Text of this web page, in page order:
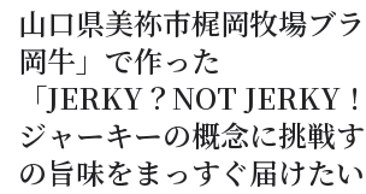
山口県美祢市梶岡牧場ブ
岡牛」で作った
「JERKY？NOT JERKY！
ジャーキーの概念に挑戦
の旨味をまっすぐ届けたい